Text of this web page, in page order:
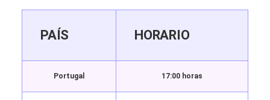
PAÍS HORARIO
Portugal 17:00 horas